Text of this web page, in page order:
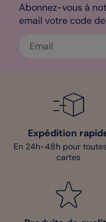
Abonnez-vous à
email votre code
Expédition
En 24h-48h pour
cartes